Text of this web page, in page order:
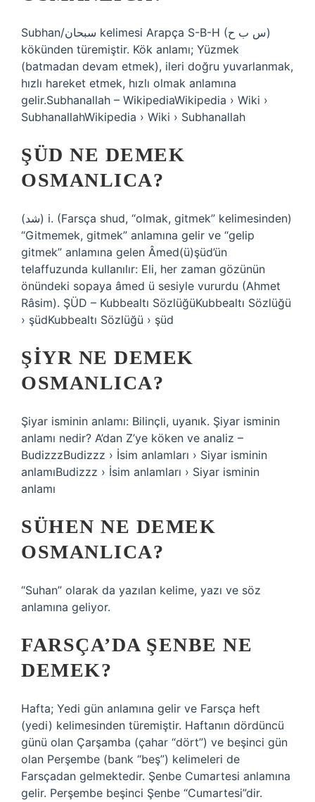
Subhan/سبحان kelimesi Arapça S-B-H (س ب ح)
kökünden türemiştir. Kök anlamı; Yüzmek
(batmadan devam etmek), ileri doğru yuvarlanmak,
hızlı hareket etmek, hızlı olmak anlamına
gelir.Subhanallah – WikipediaWikipedia › Wiki ›
SubhanallahWikipedia › Wiki › Subhanallah
ŞÜD NE DEMEK
OSMANLICA?
(ﺷﺪ) i. (Farsça shud, “olmak, gitmek” kelimesinden)
“Gitmemek, gitmek” anlamına gelir ve “gelip
gitmek” anlamına gelen Âmed(ü)şüd’ün
telaffuzunda kullanılır: Eli, her zaman gözünün
önündeki sopaya âmed ü sesiyle vururdu (Ahmet
Râsim). ŞÜD – Kubbealtı SözlüğüKubbealtı Sözlüğü
› şüdKubbealtı Sözlüğü › şüd
ŞIYR NE DEMEK
OSMANLICA?
Şiyar isminin anlamı: Bilinçli, uyanık. Şiyar isminin
anlamı nedir? A’dan Z’ye köken ve analiz –
BudizzzBudizzz › İsim anlamları › Siyar isminin
anlamıBudizzz › İsim anlamları › Siyar isminin
anlamı
SÜHEN NE DEMEK
OSMANLICA?
“Suhan” olarak da yazılan kelime, yazı ve söz
anlamına geliyor.
FARSÇA’DA ŞENBE NE
DEMEK?
Hafta; Yedi gün anlamına gelir ve Farsça heft
(yedi) kelimesinden türemiştir. Haftanın dördüncü
günü olan Çarşamba (çahar “dört”) ve beşinci gün
olan Perşembe (bank “beş”) kelimeleri de
Farsçadan gelmektedir. Şenbe Cumartesi anlamına
gelir. Perşembe beşinci Şenbe “Cumartesi”dir.